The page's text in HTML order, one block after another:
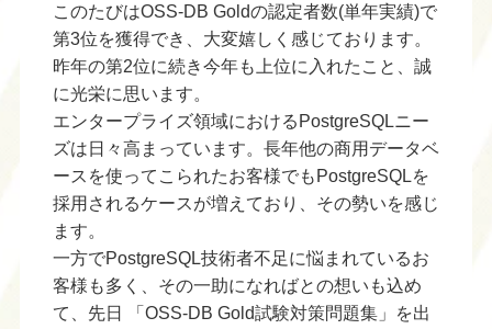
このたびはOSS-DB Goldの認定者数(単年実績)で
第3位を獲得でき、大変嬉しく感じております。
昨年の第2位に続き今年も上位に入れたこと、誠
に光栄に思います。
エンタープライズ領域におけるPostgreSQLニー
ズは日々高まっています。長年他の商用データベ
ースを使ってこられたお客様でもPostgreSQLを
採用されるケースが増えており、その勢いを感じ
ます。
一方でPostgreSQL技術者不足に悩まれているお
客様も多く、その一助になればとの想いも込め
て、先日 「OSS-DB Gold試験対策問題集」を出